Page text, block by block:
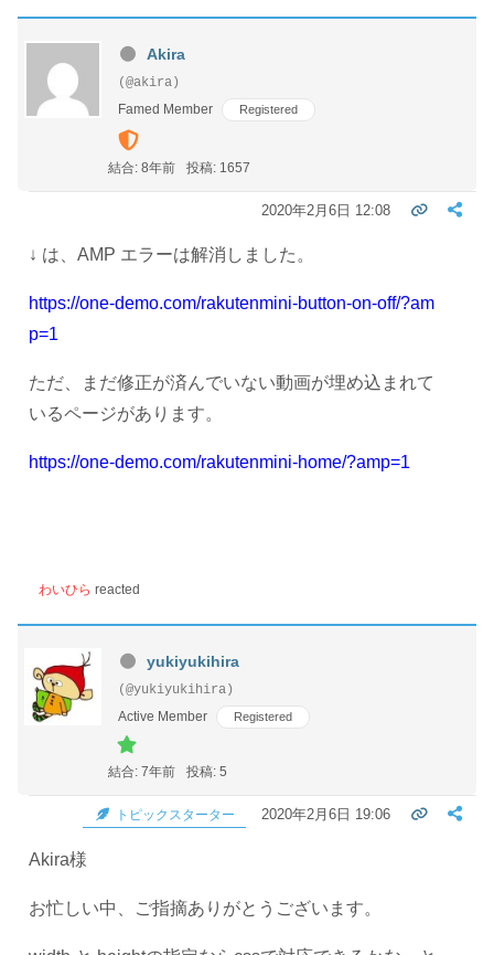
Akira
(@akira)
Famed Member
Registered
結合: 8年前 投稿: 1657
2020年2月6日 12:08
↓ は、AMP エラーは解消しました。
https://one-demo.com/rakutenmini-button-on-off/?am
p=1
ただ、まだ修正が済んでいない動画が埋め込まれて
いるページがあります。
https://one-demo.com/rakutenmini-home/?amp=1
わいひら reacted
yukiyukihira
(@yukiyukihira)
Active Member
Registered
結合: 7年前 投稿: 5
トピックスターター 2020年2月6日 19:06
Akira様
お忙しい中、ご指摘ありがとうございます。